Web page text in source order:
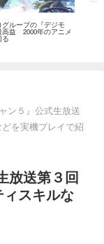
ループの『デジモ
高益 2000年のアニメ
る
ン５』公式生放送
を実機プレイで紹
放送第３回
スキルな